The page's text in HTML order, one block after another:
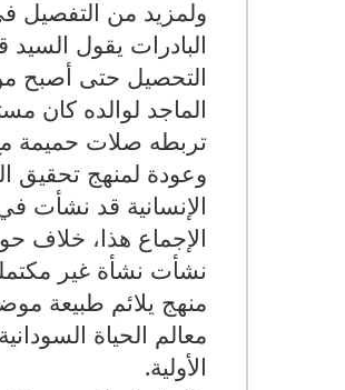
ولمزيد من التفصيل
البادرات يقول
التحصيل حتى أصبح
الماجد لوالده كان
تربطه صلات حميمة
وعودة لمنهج تحقيق
الإنسانية قد نشأت
الإجماع هذا، خلاف
نشأت نشأة غير
منهج يلائم طبيعة
معالم الحياة
الأولية.